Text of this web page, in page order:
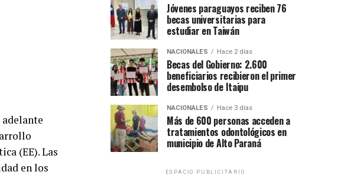
(EE). Las
en los
Jóvenes paraguayos reciben 76
becas universitarias para
estudiar en Taiwán
NACIONALES Hace 2 días
Becas del Gobierno: 2.600
beneficiarios recibieron el primer
desembolso de Itaipu
NACIONALES Hace 3 días
Más de 600 personas acceden a
tratamientos odontológicos en
municipio de Alto Paraná
ESPACIO PUBLICITARIO